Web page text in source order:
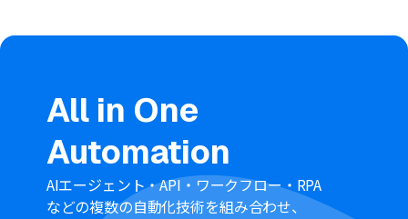
要約機能はミニプラン以上でご利用いただけるアプリと
なっております。フリープラン・パーソナルプランの場合
は設定しているフローボットのオペレーションやデータ
コネクトはエラーとなりますので、ご注意ください。
パーソナルプラン・ミニプラン・チームプラン・サクセス
プランなどの有料プランは、2週間の無料トライアルを行
うことが可能です。無料トライアル中には制限対象のアプ
All in One
Automation
AIエージェント・API・ワークフロー・RPA
などの複数の自動化技術を組み合わせ、